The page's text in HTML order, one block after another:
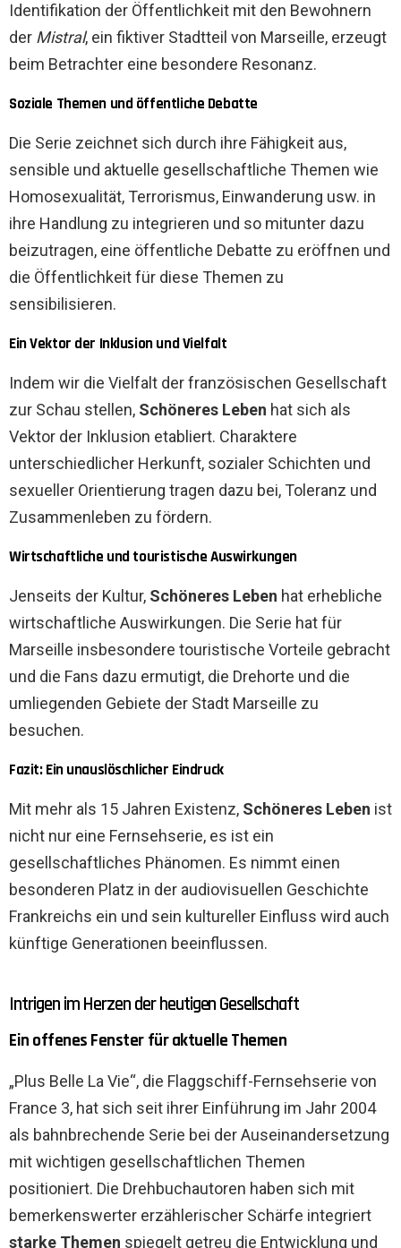
Identifikation der Öffentlichkeit mit den Bewohnern
der Mistral, ein fiktiver Stadtteil von Marseille, erzeugt
beim Betrachter eine besondere Resonanz.
Soziale Themen und öffentliche Debatte
Die Serie zeichnet sich durch ihre Fähigkeit aus,
sensible und aktuelle gesellschaftliche Themen wie
Homosexualität, Terrorismus, Einwanderung usw. in
ihre Handlung zu integrieren und so mitunter dazu
beizutragen, eine öffentliche Debatte zu eröffnen und
die Öffentlichkeit für diese Themen zu
sensibilisieren.
Ein Vektor der Inklusion und Vielfalt
Indem wir die Vielfalt der französischen Gesellschaft
zur Schau stellen, Schöneres Leben hat sich als
Vektor der Inklusion etabliert. Charaktere
unterschiedlicher Herkunft, sozialer Schichten und
sexueller Orientierung tragen dazu bei, Toleranz und
Zusammenleben zu fördern.
Wirtschaftliche und touristische Auswirkungen
Jenseits der Kultur, Schöneres Leben hat erhebliche
wirtschaftliche Auswirkungen. Die Serie hat für
Marseille insbesondere touristische Vorteile gebracht
und die Fans dazu ermutigt, die Drehorte und die
umliegenden Gebiete der Stadt Marseille zu
besuchen.
Fazit: Ein unauslöschlicher Eindruck
Mit mehr als 15 Jahren Existenz, Schöneres Leben ist
nicht nur eine Fernsehserie, es ist ein
gesellschaftliches Phänomen. Es nimmt einen
besonderen Platz in der audiovisuellen Geschichte
Frankreichs ein und sein kultureller Einfluss wird auch
künftige Generationen beeinflussen.
Intrigen im Herzen der heutigen Gesellschaft
Ein offenes Fenster für aktuelle Themen
„Plus Belle La Vie“, die Flaggschiff-Fernsehserie von
France 3, hat sich seit ihrer Einführung im Jahr 2004
als bahnbrechende Serie bei der Auseinandersetzung
mit wichtigen gesellschaftlichen Themen
positioniert. Die Drehbuchautoren haben sich mit
bemerkenswerter erzählerischer Schärfe integriert
starke Themen spiegelt getreu die Entwicklung und